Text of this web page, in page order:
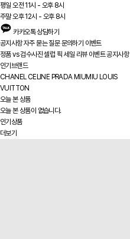
평일 오전 11시 - 오후 8시
주말 오후 12시 - 오후 8시
카카오톡 상담하기
공지사항자주 묻는 질문문의하기 이벤트
정품 vs검수사진셀럽 픽 세일 리뷰 이벤트공지사항
인기브랜드
CHANEL CELINE PRADA MIUMIU LOUIS
VUITTON
오늘 본 상품
오늘 본 상품이 없습니다.
인기상품
더보기